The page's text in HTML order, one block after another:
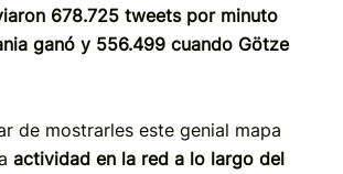
678.725 tweets por minuto
ganó y 556.499 cuando Götze
de mostrarles este genial mapa
actividad en la red a lo largo del